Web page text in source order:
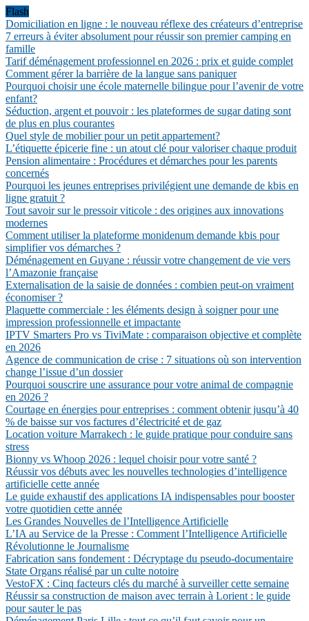
Flash
Domiciliation en ligne : le nouveau réflexe des créateurs d’entreprise
7 erreurs à éviter absolument pour réussir son premier camping en
famille
Tarif déménagement professionnel en 2026 : prix et guide complet
Comment gérer la barrière de la langue sans paniquer
Pourquoi choisir une école maternelle bilingue pour l’avenir de votre
enfant?
Séduction, argent et pouvoir : les plateformes de sugar dating sont
de plus en plus courantes
Quel style de mobilier pour un petit appartement?
L’étiquette épicerie fine : un atout clé pour valoriser chaque produit
Pension alimentaire : Procédures et démarches pour les parents
concernés
Pourquoi les jeunes entreprises privilégient une demande de kbis en
ligne gratuit ?
Tout savoir sur le pressoir viticole : des origines aux innovations
modernes
Comment utiliser la plateforme monidenum demande kbis pour
simplifier vos démarches ?
Déménagement en Guyane : réussir votre changement de vie vers
l’Amazonie française
Externalisation de la saisie de données : combien peut-on vraiment
économiser ?
Plaquette commerciale : les éléments design à soigner pour une
impression professionnelle et impactante
IPTV Smarters Pro vs TiviMate : comparaison objective et complète
en 2026
Agence de communication de crise : 7 situations où son intervention
change l’issue d’un dossier
Pourquoi souscrire une assurance pour votre animal de compagnie
en 2026 ?
Courtage en énergies pour entreprises : comment obtenir jusqu’à 40
% de baisse sur vos factures d’électricité et de gaz
Location voiture Marrakech : le guide pratique pour conduire sans
stress
Bionny vs Whoop 2026 : lequel choisir pour votre santé ?
Réussir vos débuts avec les nouvelles technologies d’intelligence
artificielle cette année
Le guide exhaustif des applications IA indispensables pour booster
votre quotidien cette année
Les Grandes Nouvelles de l’Intelligence Artificielle
L’IA au Service de la Presse : Comment l’Intelligence Artificielle
Révolutionne le Journalisme
Fabrication sans fondement : Décryptage du pseudo-documentaire
State Organs réalisé par un culte notoire
VestoFX : Cinq facteurs clés du marché à surveiller cette semaine
Réussir sa construction de maison avec terrain à Lorient : le guide
pour sauter le pas